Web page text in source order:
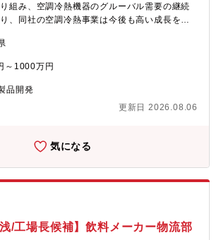
に関わる企画スタッフとして、最適な工場運
実行推進。国内、海外拠点、関連取引先を含
づく最適生産方式の企画構想の立案と実行。
の魅力・現場に近い場所でものづくりを実感で
善効果を肌で感じることができます。・海外
製造戦略構想では経営課題を踏まえた検討に直
/製品の強み主力製品である業務用空調機は業
トシェアを維持。低温機器はシェアNo.1を維
冷熱事業はグローバルで引き続き成長が見込
とより海外展開も積極的に進めています。●キ
ージ所内製造現場での生産性向上推進企画→
海外拠点支援、海外駐在→製造企画グループ
門係長、グローバル戦略企画など●職場環境①出
/2か月、期間：1週間程度)②転勤可能性と想定
組み、空調冷熱機器のグルーバル需要の継続
、同社の空調冷熱事業は今後も高い成長を見
強化、事業拡大を見据えた人員増強のため、
を行っております。冷熱システム製作所にて
器を通じ、社会を支え、人々の生活を快適に
献に繋がる業務に携わってみませんか？これ
募をお待ちしております。【組織のミッショ
開発の計画策定、設計、評価、開発工程管理
出荷後の市場品質対応まで全般業務を担
向けおよび海外向けパッケージエアコン室内
。メインは機能設計で、キーパーツ開発設計
門・関係会社にて行っているが、研究所含め
き込んでの開発の取りまとめ・旗振り役。投
や環境規制・法令等を踏まえ、幅広い顧客に必
開発を担う。・グループ国内、海外の向け先、
～1000万円
品開発
更新日 2026.08.06
気になる
浅/工場長候補】飲料メーカー物流部